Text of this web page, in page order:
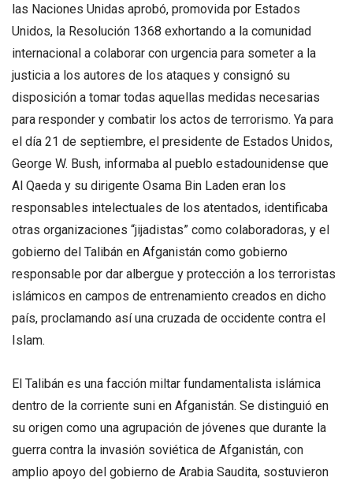
las Naciones Unidas aprobó, promovida por Estados
Unidos, la Resolución 1368 exhortando a la comunidad
internacional a colaborar con urgencia para someter a la
justicia a los autores de los ataques y consignó su
disposición a tomar todas aquellas medidas necesarias
para responder y combatir los actos de terrorismo. Ya para
el día 21 de septiembre, el presidente de Estados Unidos,
George W. Bush, informaba al pueblo estadounidense que
Al Qaeda y su dirigente Osama Bin Laden eran los
responsables intelectuales de los atentados, identificaba
otras organizaciones “jijadistas” como colaboradoras, y el
gobierno del Talibán en Afganistán como gobierno
responsable por dar albergue y protección a los terroristas
islámicos en campos de entrenamiento creados en dicho
país, proclamando así una cruzada de occidente contra el
Islam.
El Talibán es una facción miltar fundamentalista islámica
dentro de la corriente suni en Afganistán. Se distinguió en
su origen como una agrupación de jóvenes que durante la
guerra contra la invasión soviética de Afganistán, con
amplio apoyo del gobierno de Arabia Saudita, sostuvieron